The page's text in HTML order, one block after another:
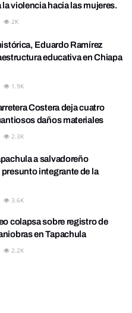
violencia hacia las mujeres.
2K
Eduardo Ramírez
educativa en Chiapa
1.9K
Costera deja cuatro
daños materiales
2.3K
a salvadoreño
integrante de la
3.6K
colapsa sobre registro de
en Tapachula
2.2K